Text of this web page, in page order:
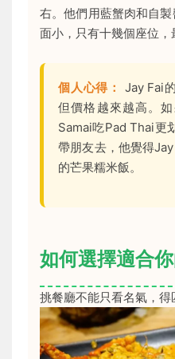
右。他們用藍蟹肉和自
面小，只有十幾個座位，
個人心得：
Jay Fai
但價格越來越高。
Samai吃Pad Thai更
帶朋友去，他覺得
的芒果糯米飯。
如何選擇適合
挑餐廳不能只看名氣，得